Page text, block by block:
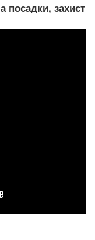
посадки, захист